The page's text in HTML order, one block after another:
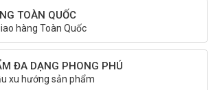
TOÀN QUỐC
hàng Toàn Quốc
ĐA DẠNG PHONG PHÚ
xu hướng sản phẩm